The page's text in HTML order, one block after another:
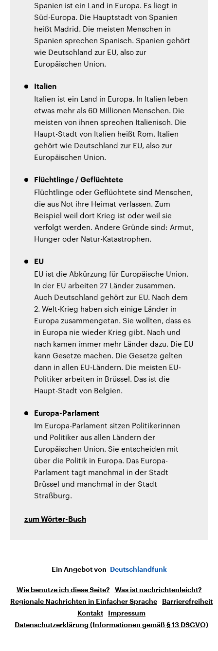
Spanien ist ein Land in Europa. Es liegt in
Süd-Europa. Die Hauptstadt von Spanien
heißt Madrid. Die meisten Menschen in
Spanien sprechen Spanisch. Spanien gehört
wie Deutschland zur EU, also zur
Europäischen Union.
Italien
Italien ist ein Land in Europa. In Italien leben
etwas mehr als 60 Millionen Menschen. Die
meisten von ihnen sprechen Italienisch. Die
Haupt-Stadt von Italien heißt Rom. Italien
gehört wie Deutschland zur EU, also zur
Europäischen Union.
Flüchtlinge / Geflüchtete
Flüchtlinge oder Geflüchtete sind Menschen,
die aus Not ihre Heimat verlassen. Zum
Beispiel weil dort Krieg ist oder weil sie
verfolgt werden. Andere Gründe sind: Armut,
Hunger oder Natur-Katastrophen.
EU
EU ist die Abkürzung für Europäische Union.
In der EU arbeiten 27 Länder zusammen.
Auch Deutschland gehört zur EU. Nach dem
2. Welt-Krieg haben sich einige Länder in
Europa zusammengetan. Sie wollten, dass es
in Europa nie wieder Krieg gibt. Nach und
nach kamen immer mehr Länder dazu. Die EU
kann Gesetze machen. Die Gesetze gelten
dann in allen EU-Ländern. Die meisten EU-
Politiker arbeiten in Brüssel. Das ist die
Haupt-Stadt von Belgien.
Europa-Parlament
Im Europa-Parlament sitzen Politikerinnen
und Politiker aus allen Ländern der
Europäischen Union. Sie entscheiden mit
über die Politik in Europa. Das Europa-
Parlament tagt manchmal in der Stadt
Brüssel und manchmal in der Stadt
Straßburg.
zum Wörter-Buch
Ein Angebot von Deutschlandfunk
Wie benutze ich diese Seite?
Was ist nachrichtenleicht?
Regionale Nachrichten in Einfacher Sprache
Barrierefreiheit
Kontakt
Impressum
Datenschutzerklärung (Informationen gemäß § 13 DSGVO)